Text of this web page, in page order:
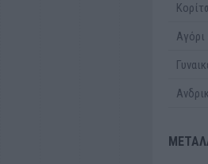
Αγόρι